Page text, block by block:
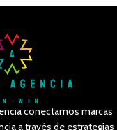
conectamos marcas
a través de estrategias